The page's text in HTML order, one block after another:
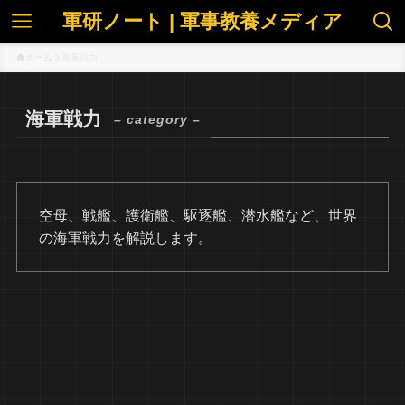
軍研ノート | 軍事教養メディア
海軍戦力 – category –
空母、戦艦、護衛艦、駆逐艦、潜水艦など、世界
の海軍戦力を解説します。